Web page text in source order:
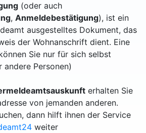
(oder auch
, Anmeldebestätigung), ist ein
ausgestelltes Dokument, das
der Wohnanschrift dient. Eine
Sie nur für sich selbst
Personen)
erhalten Sie
von jemanden anderen.
dann hilft ihnen der Service
weiter